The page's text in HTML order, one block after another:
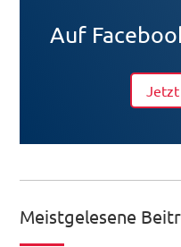
Auf
Meistgelesene